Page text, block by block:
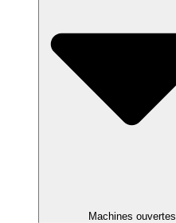
Machines ouvertes